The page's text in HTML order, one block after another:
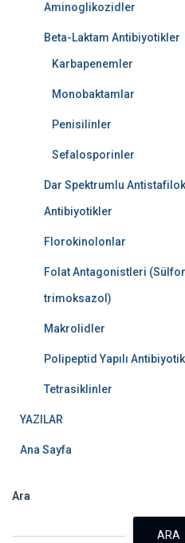
Aminoglikozidler
Beta-Laktam Antibiyotikler
Karbapenemler
Monobaktamlar
Penisilinler
Sefalosporinler
Dar Spektrumlu
Antibiyotikler
Florokinolonlar
Folat Antagonistleri
trimoksazol)
Makrolidler
Polipeptid Yapılı
Tetrasiklinler
YAZILAR
Ana Sayfa
Ara
ARA